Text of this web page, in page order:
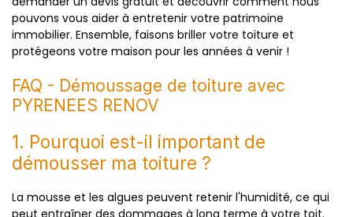
pouvons vous aider à entretenir votre patrimoine
immobilier. Ensemble, faisons briller votre toiture et
protégeons votre maison pour les années à venir !
FAQ - Démoussage de toiture avec
PYRENEES RENOV
1. Pourquoi est-il important de
démousser ma toiture ?
La mousse et les algues peuvent retenir l'humidité, ce qui
peut entraîner des dommages à long terme à votre toit.